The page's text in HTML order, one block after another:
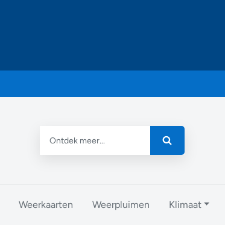
Weerkaarten Weerpluimen Klimaat